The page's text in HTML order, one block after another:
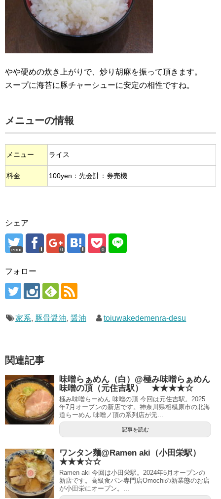
やや硬めの炊き上がりで、炒り胡麻を振って頂きます。
スープに海苔に豚チャーシューに安定の相性ですね。
メニューの情報
メニュー ライス
料金 100yen：先会計：券売機
シェア
error 0 0
フォロー
家系, 豚骨醤油, 醤油 toiuwakedemenra-desu
関連記事
味噌らぁめん（白）@極み味噌らぁめん
味噌の頂（元住吉駅） ★★★★☆
極み味噌らーめん 味噌の頂 今回は元住吉駅。2025
年7月オープンの新店です。神奈川県相模原市の北海
道らーめん 味噌ノ頂の系列店が元...
記事を読む
ワンタン麺@Ramen aki（小田栄駅）
★★★☆☆
Ramen aki 今回は小田栄駅。2024年5月オープンの
新店です。高級食パン専門店Omochiの新業態のお店
が小田栄にオープン。...